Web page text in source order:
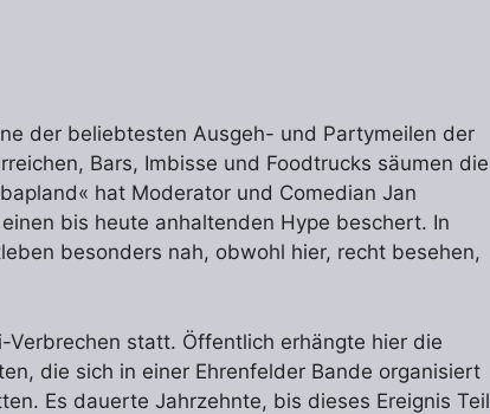
der beliebtesten Ausgeh- und Partymeilen der
Bars, Imbisse und Foodtrucks säumen die
hat Moderator und Comedian Jan
bis heute anhaltenden Hype beschert. In
besonders nah, obwohl hier, recht besehen,
statt. Öffentlich erhängte hier die
die sich in einer Ehrenfelder Bande organisiert
Es dauerte Jahrzehnte, bis dieses Ereignis Teil